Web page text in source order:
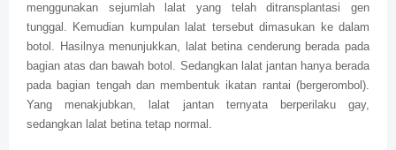
menggunakan sejumlah lalat yang telah ditransplantasi gen
tunggal. Kemudian kumpulan lalat tersebut dimasukan ke dalam
botol. Hasilnya menunjukkan, lalat betina cenderung berada pada
bagian atas dan bawah botol. Sedangkan lalat jantan hanya berada
pada bagian tengah dan membentuk ikatan rantai (bergerombol).
Yang menakjubkan, lalat jantan ternyata berperilaku gay,
sedangkan lalat betina tetap normal.